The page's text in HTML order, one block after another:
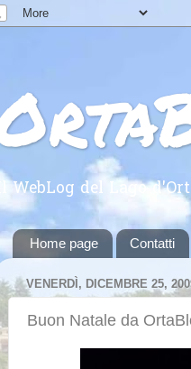
Il WebLog del Lago
Home page Contatti
VENERDÌ, DICEMBRE 25,
Buon Natale da